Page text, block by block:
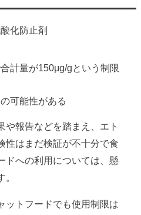
化防止剤
計量が150μg/gという制限
可能性がある
や報告などを踏まえ、エト
性はまだ検証が不十分で食
ドへの利用については、懸
ットフードでも使用制限は